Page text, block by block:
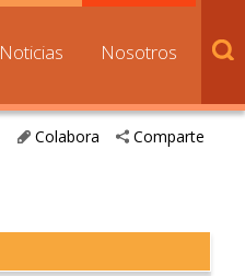
Noticias Nosotros
Comparte
Colabora